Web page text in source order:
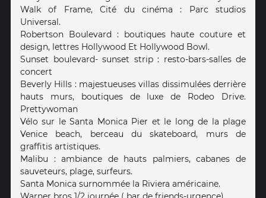
Walk of Frame, Cité du cinéma : Parc studios
Universal.
Robertson Boulevard : boutiques haute couture et
design, lettres Hollywood Et Hollywood Bowl.
Sunset boulevard- sunset strip : resto-bars-salles de
concert
Beverly Hills : majestueuses villas dissimulées derrière
hauts murs, boutiques de luxe de Rodeo Drive.
Prettywoman
Vélo sur le Santa Monica Pier et le long de la plage
Venice beach, berceau du skateboard, murs de
graffitis artistiques.
Malibu : ambiance de hauts palmiers, cabanes de
sauveteurs, plage, surfeurs.
Santa Monica surnommée la Riviera américaine.